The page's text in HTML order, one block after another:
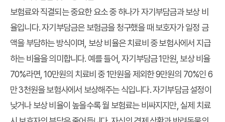
보험료와 직결되는 중요한 요소 중 하나가 자기부담금과 보상 비
율입니다. 자기부담금은 보험금을 청구했을 때 보호자가 일정 금
액을 부담하는 방식이며, 보상 비율은 치료비 중 보험사에서 지급
하는 비율을 의미합니다. 예를 들어, 자기부담금 1만원, 보상 비율
70%라면, 10만원의 치료비 중 1만원을 제외한 9만원의 70%인 6
만 3천원을 보험사에서 보상해주는 식입니다. 자기부담금 설정이
낮거나 보상 비율이 높을수록 월 보험료는 비싸지지만, 실제 치료